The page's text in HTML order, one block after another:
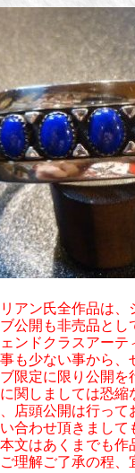
アン氏全作品は
公開も非売品と
ンドクラスアー
も少ない事から、
限定に限り公開を
関しましては恐
店頭公開は行って
合わせ頂きまし
文はあくまでも
理解ご了承の程、